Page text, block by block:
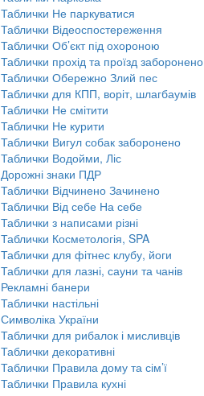
Таблички Не паркуватися
Таблички Відеоспостереження
Таблички Об’єкт під охороною
Таблички прохід та проїзд заборонено
Таблички Обережно Злий пес
Таблички для КПП, воріт, шлагбаумів
Таблички Не смітити
Таблички Не курити
Таблички Вигул собак заборонено
Таблички Водойми, Ліс
Дорожні знаки ПДР
Таблички Відчинено Зачинено
Таблички Від себе На себе
Таблички з написами різні
Таблички Косметологія, SPA
Таблички для фітнес клубу, йоги
Таблички для лазні, сауни та чанів
Рекламні банери
Таблички настільні
Символіка України
Таблички для рибалок і мисливців
Таблички декоративні
Таблички Правила дому та сім’ї
Таблички Правила кухні